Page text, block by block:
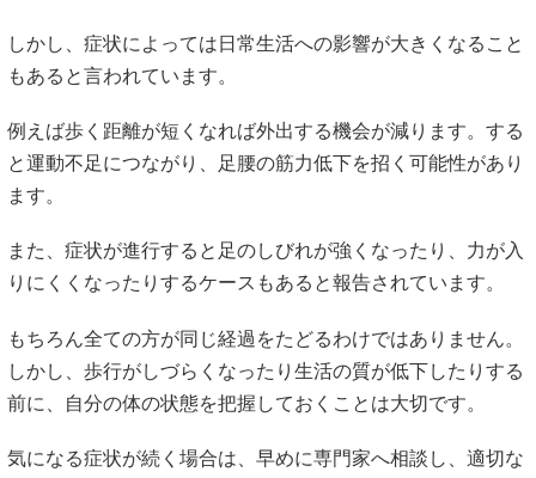
しかし、症状によっては日常生活への影響が大きくなること
もあると言われています。
例えば歩く距離が短くなれば外出する機会が減ります。する
と運動不足につながり、足腰の筋力低下を招く可能性があり
ます。
また、症状が進行すると足のしびれが強くなったり、力が入
りにくくなったりするケースもあると報告されています。
もちろん全ての方が同じ経過をたどるわけではありません。
しかし、歩行がしづらくなったり生活の質が低下したりする
前に、自分の体の状態を把握しておくことは大切です。
気になる症状が続く場合は、早めに専門家へ相談し、適切な